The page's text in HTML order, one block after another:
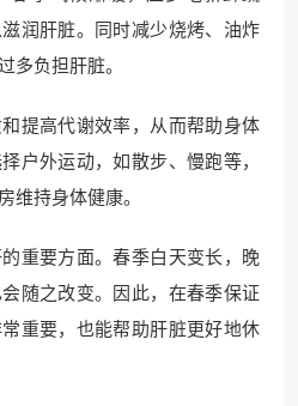
润肝脏。同时减少烧烤、油炸
多负担肝脏。
提高代谢效率，从而帮助身体
户外运动，如散步、慢跑等，
维持身体健康。
重要方面。春季白天变长，晚
随之改变。因此，在春季保证
重要，也能帮助肝脏更好地休